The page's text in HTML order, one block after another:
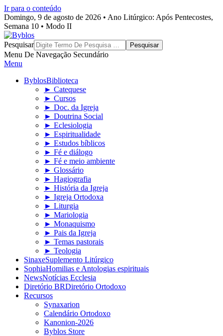
Ir para o conteúdo
Domingo, 9 de agosto de 2026 • Ano Litúrgico: Após Pentecostes,
Semana 10 • Modo II
Byblos
Pesquisar
Menu De Navegação Secundário
Menu
ByblosBiblioteca
► Catequese
► Cursos
► Doc. da Igreja
► Doutrina Social
► Eclesiologia
► Espiritualidade
► Estudos bíblicos
► Fé e diálogo
► Fé e meio ambiente
► Glossário
► Hagiografia
► História da Igreja
► Igreja Ortodoxa
► Liturgia
► Mariologia
► Monaquismo
► Pais da Igreja
► Temas pastorais
► Teologia
SinaxeSuplemento Litúrgico
SophiaHomilias e Antologias espirituais
NewsNotícias Ecclesia
Diretório BRDiretório Ortodoxo
Recursos
Synaxarion
Calendário Ortodoxo
Kanonion-2026
Byblos Store